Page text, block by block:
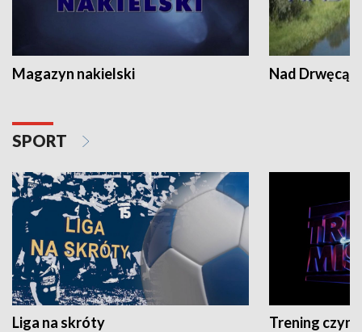
Magazyn nakielski Nad Drwęcą
SPORT
Liga na skróty Trening czyni